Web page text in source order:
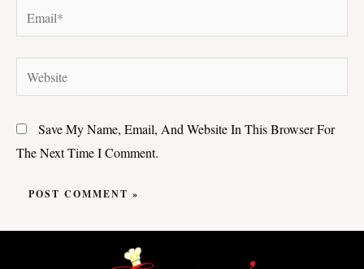
Email*
Website
Save My Name, Email, And Website In This Browser For
The Next Time I Comment.